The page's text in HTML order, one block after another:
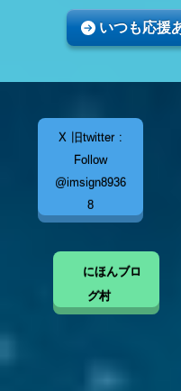
いつも応援
X 旧twitter :
Follow
@imsign8936
8
にほんブロ
グ村